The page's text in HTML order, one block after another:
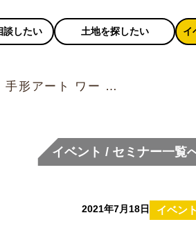
談したい 土地を探したい イ
手形アート ワー …
イベント / セミナー一覧
イベント
2021年7月18日